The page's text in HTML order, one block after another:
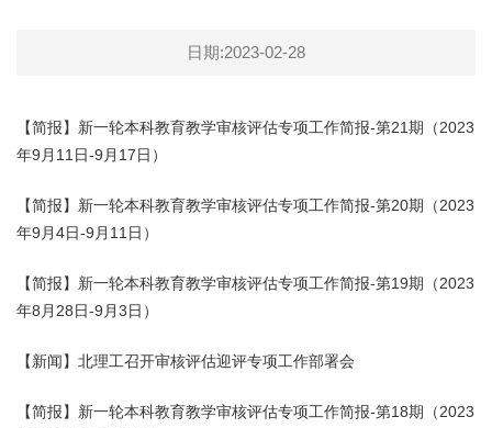
日期:2023-02-28
【简报】新一轮本科教育教学审核评估专项工作简报-第21期（2023
年9月11日-9月17日）
【简报】新一轮本科教育教学审核评估专项工作简报-第20期（2023
年9月4日-9月11日）
【简报】新一轮本科教育教学审核评估专项工作简报-第19期（2023
年8月28日-9月3日）
【新闻】北理工召开审核评估迎评专项工作部署会
【简报】新一轮本科教育教学审核评估专项工作简报-第18期（2023